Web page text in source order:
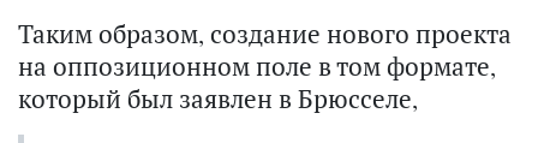
Таким образом, создание нового проекта
на оппозиционном поле в том формате,
который был заявлен в Брюсселе,